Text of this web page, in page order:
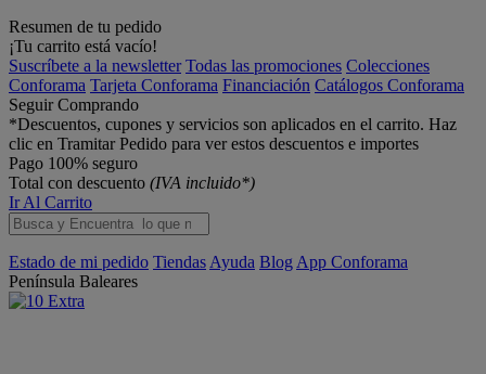
Resumen de tu pedido
¡Tu carrito está vacío!
Suscríbete a la newsletter Todas las promociones Colecciones
Conforama Tarjeta Conforama Financiación Catálogos Conforama
Seguir Comprando
*Descuentos, cupones y servicios son aplicados en el carrito. Haz
clic en Tramitar Pedido para ver estos descuentos e importes
Pago 100% seguro
Total con descuento (IVA incluido*)
Ir Al Carrito
Estado de mi pedido Tiendas Ayuda Blog App Conforama
Península Baleares